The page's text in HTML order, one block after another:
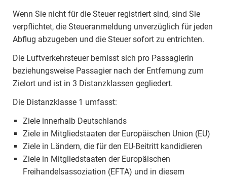
Wenn Sie nicht für die Steuer registriert sind, sind Sie
verpflichtet, die Steueranmeldung unverzüglich für jeden
Abflug abzugeben und die Steuer sofort zu entrichten.
Die Luftverkehrsteuer bemisst sich pro Passagierin
beziehungsweise Passagier nach der Entfernung zum
Zielort und ist in 3 Distanzklassen gegliedert.
Die Distanzklasse 1 umfasst:
Ziele innerhalb Deutschlands
Ziele in Mitgliedstaaten der Europäischen Union (EU)
Ziele in Ländern, die für den EU-Beitritt kandidieren
Ziele in Mitgliedstaaten der Europäischen
Freihandelsassoziation (EFTA) und in diesem